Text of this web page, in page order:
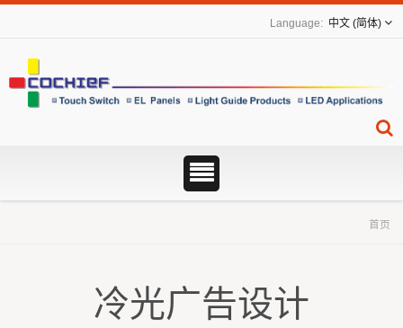
中文 (简体)
首页
冷光广告设计